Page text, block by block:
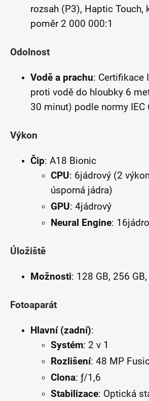
rozsah (P3), Haptic Touch,
poměr 2 000 000:1
Odolnost
Vodě a prachu: Certifikace
proti vodě do hloubky 6
30 minut) podle normy IEC
Výkon
Čip: A18 Bionic
CPU: 6jádrový (2
úsporná jádra)
GPU: 4jádrový
Neural Engine:
Úložiště
Možnosti: 128 GB, 256
Fotoaparát
Hlavní (zadní):
Systém: 2 v 1
Rozlišení: 48 MP
Clona: ƒ/1,6
Stabilizace: Optická